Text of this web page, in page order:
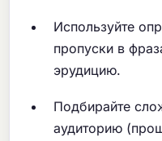
Используйте
пропуски в
эрудицию.
Подбирайте
аудиторию